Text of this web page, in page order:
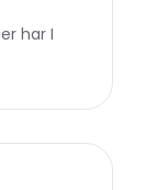
har I